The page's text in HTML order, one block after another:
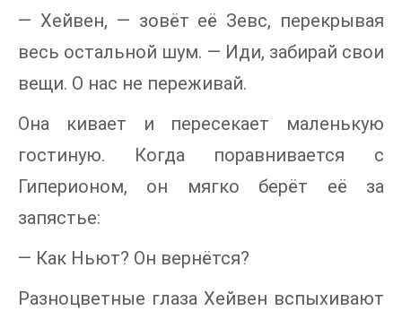
— Хейвен, — зовёт её Зевс, перекрывая
весь остальной шум. — Иди, забирай свои
вещи. О нас не переживай.
Она кивает и пересекает маленькую
гостиную. Когда поравнивается с
Гиперионом, он мягко берёт её за
запястье:
— Как Ньют? Он вернётся?
Разноцветные глаза Хейвен вспыхивают